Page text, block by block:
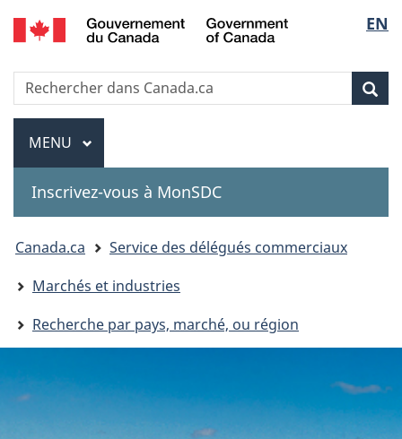
Passer
au
principal
Passer
à
Au
sujet
»
Passer
à
version
HTML
de
la
EN
Government
Recherche
Rechercher
dans
Canada.ca
Menu
MENU PRINCIPAL
Inscrivez-vous à MonSDC
You
are
here:
Canada.ca
Service des délégués commerciaux
Marchés et industries
Recherche par pays, marché, ou région